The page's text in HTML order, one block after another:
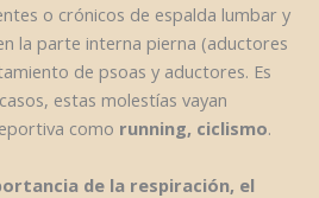
o crónicos de espalda lumbar y
la parte interna pierna (aductores
de psoas y aductores. Es
estas molestías vayan
como running, ciclismo.
de la respiración, el